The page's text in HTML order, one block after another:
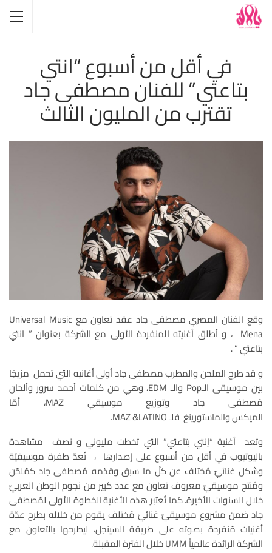
في أقل من أسبوع “انتي
بتاعتي” للفنان مصطفى جاد
تقترب من المليون الثالث
وقع الفنان المصري مصطفى جاد عقد تعاون مع Universal Music
Mena ، و أطلق أغنيته المنفردة الأولى مع الشركة بعنوان ” انتي
بتاعتي ” .
و قد طرح الملحن والمطرب مصطفى جاد أولى أغانيه التي تحمل مزيجًا
بين موسيقى الـPop والـ EDM، وهي من كلمات أحمد سرور وألحان
مُصطفى جاد وتوزيع موسيقي MAZ، أمّا
الميكس والماستورينغ فلـ MAZ &LATINO.
وتعد أغنية “إنتي بتاعتي” التي تخطت مليوني و نصف مشاهدة
باليوتيوب في أقل من أسبوع على إصدارها ، تُعدّ طفرة موسيقيّة
وشكل غنائيّ مُختلف عن كلّ ما سبق وقدّمه مُصطفى جاد كمُلحّن
ومُنتج موسيقيّ معروف تعاون مع عدد كبير من نجوم الوطن العربيّ
خلال السنوات الأخيرة. كما تُعتبر هذه الأغنية الخطوة الأولى لمُصطفى
جاد ضمن مشروع موسيقيّ غنائيّ مُختلف يقوم من خلاله بطرح عدّة
أغنيات مُنفردة بصوته على طريقة السينجل، ليطرحها بالتعاون مع
الشركة الرائدة عالمياً UMM خلال الفترة المقبلة.